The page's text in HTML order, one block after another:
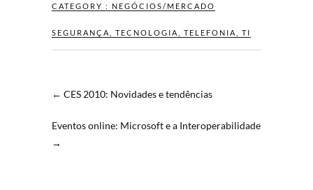
CATEGORY : NEGÓCIOS/MERCADO
SEGURANÇA TECNOLOGIA TELEFONIA TI
← CES 2010: Novidades e tendências
Eventos online: Microsoft e a Interoperabilidade
→